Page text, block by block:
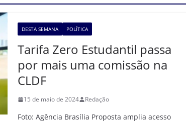
DESTA SEMANA POLÍTICA
Tarifa Zero Estudantil passa
por mais uma comissão na
CLDF
15 de maio de 2024 Redação
Foto: Agência Brasília Proposta amplia acesso